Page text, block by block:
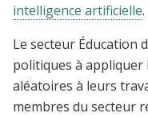
intelligence artificielle.
Le secteur Éducation
politiques à appliquer
aléatoires à leurs
membres du secteur